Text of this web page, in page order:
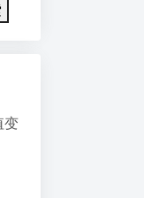
变